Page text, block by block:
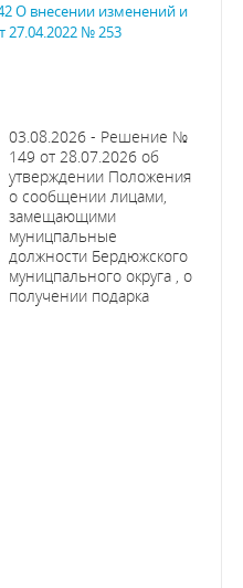
О внесении изменений и
№ 253
03.08.2026 - Решение №
149 от 28.07.2026 об
утверждении Положения
о сообщении лицами,
замещающими
муницпальные
должности Бердюжского
муницпального округа , о
получении подарка